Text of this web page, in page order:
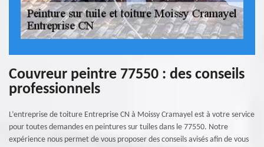
Couvreur peintre 77550 : des conseils
professionnels
L’entreprise de toiture Entreprise CN à Moissy Cramayel est à votre service
pour toutes demandes en peintures sur tuiles dans le 77550. Notre
expérience nous permet de vous proposer des conseils avisés afin de vous